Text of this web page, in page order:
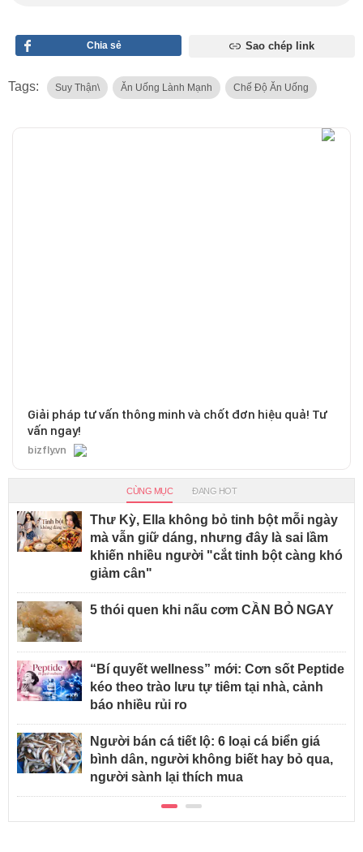
Chia sẻ Sao chép link
Tags: Suy Thận\ Ăn Uống Lành Mạnh Chế Độ Ăn Uống
Giải pháp tư vấn thông minh và chốt đơn hiệu quả! Tư
vấn ngay!
bizfly.vn
CÙNG MỤC ĐANG HOT
Thư Kỳ, Ella không bỏ tinh bột mỗi ngày
mà vẫn giữ dáng, nhưng đây là sai lầm
khiến nhiều người "cắt tinh bột càng khó
giảm cân"
5 thói quen khi nấu cơm CẦN BỎ NGAY
“Bí quyết wellness” mới: Cơn sốt Peptide
kéo theo trào lưu tự tiêm tại nhà, cảnh
báo nhiều rủi ro
Người bán cá tiết lộ: 6 loại cá biển giá
bình dân, người không biết hay bỏ qua,
người sành lại thích mua